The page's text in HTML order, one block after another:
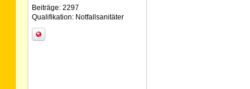
Beiträge: 2297
Qualifikation: Notfallsanitäter